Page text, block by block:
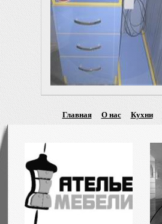
Главная О нас Кухни